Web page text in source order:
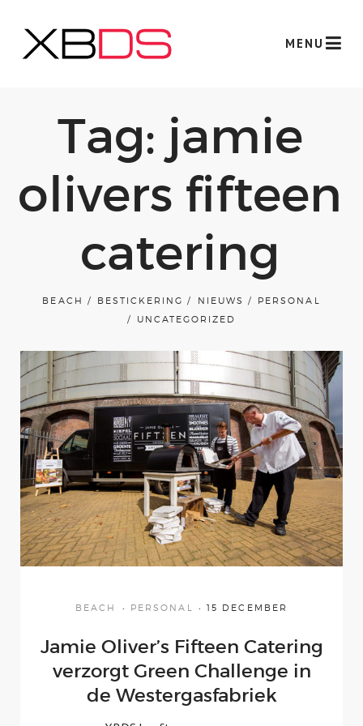
MENU
Werk
over xbds
Gemeente Stickers
Neon-LED Sign
Blog
Contact
Tag: jamie
olivers fifteen
catering
BEACH BESTICKERING NIEUWS
PERSONAL
UNCATEGORIZED
BEACH PERSONAL 15 DECEMBER
Jamie Oliver’s Fifteen Catering
verzorgt Green Challenge in
de Westergasfabriek